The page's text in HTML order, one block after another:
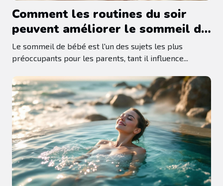
Comment les routines du soir
peuvent améliorer le sommeil de
bébé ?
Le sommeil de bébé est l'un des sujets les plus
préoccupants pour les parents, tant il influence...